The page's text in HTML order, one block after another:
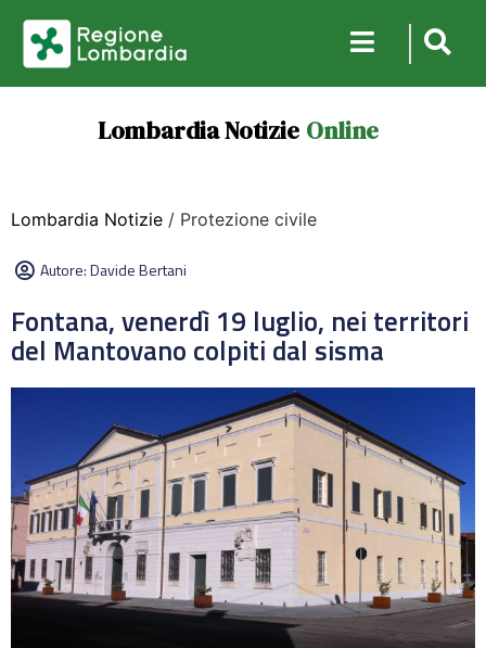
Lombardia Notizie Online
Lombardia Notizie / Protezione civile
Autore:Davide Bertani
Fontana, venerdì 19 luglio, nei territori
del Mantovano colpiti dal sisma